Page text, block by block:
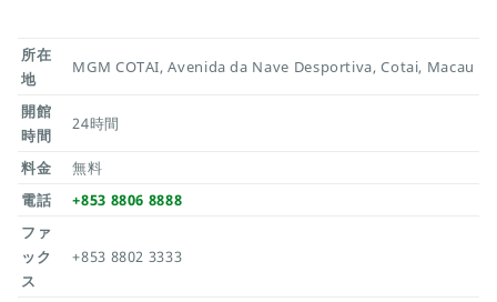
所在
地
MGM COTAI, Avenida da Nave Desportiva, Cotai, Macau
開館
時間
24時間
料金
無料
電話
+853 8806 8888
ファ
ック
ス
+853 8802 3333